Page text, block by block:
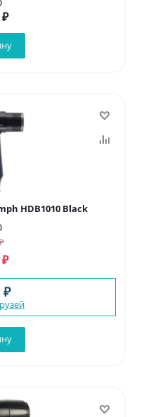
HDB1010 Black
₽